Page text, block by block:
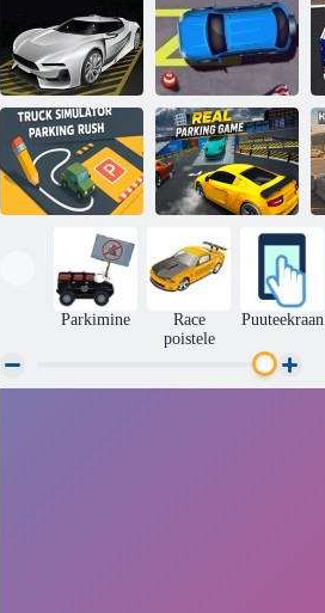
Koolitus
parkimine
Parki mu auto 2
Veoautode
simulaatori
parkimiskiirus
parkimismäng
Parkimine
Race
poistele
Puuteekraan